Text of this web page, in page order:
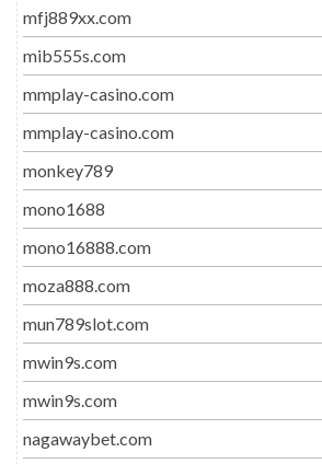
mfj889xx.com
mib555s.com
mmplay-casino.com
mmplay-casino.com
monkey789
mono1688
mono16888.com
moza888.com
mun789slot.com
mwin9s.com
mwin9s.com
nagawaybet.com